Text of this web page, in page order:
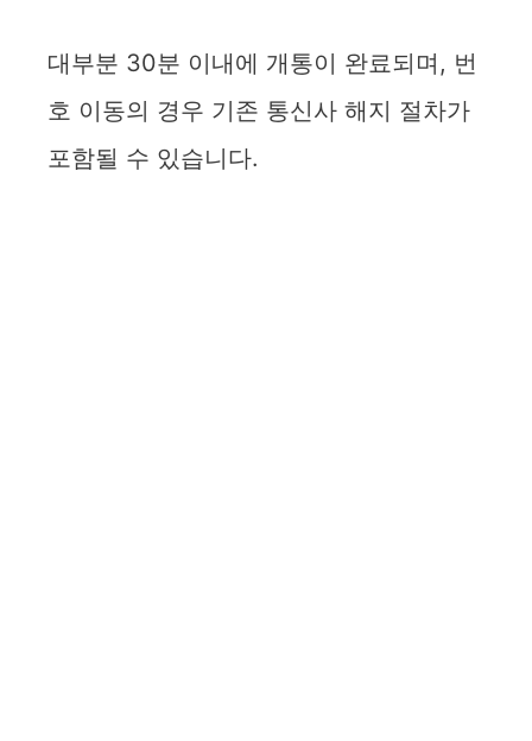
대부분 30분 이내에 개통이 완료되며, 번
호 이동의 경우 기존 통신사 해지 절차가
포함될 수 있습니다.